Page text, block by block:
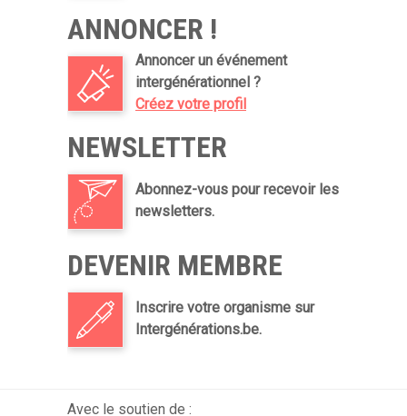
ANNONCER !
Annoncer un événement
intergénérationnel ?
Créez votre profil
NEWSLETTER
Abonnez-vous pour recevoir les
newsletters.
DEVENIR MEMBRE
Inscrire votre organisme sur
Intergénérations.be.
Avec le soutien de :